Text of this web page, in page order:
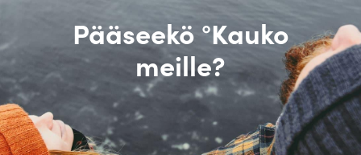
Pääseekö °Kauko
meille?